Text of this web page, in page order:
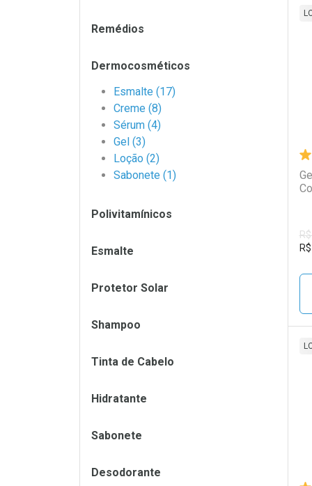
R$
Remédios
Dermocosméticos
Esmalte (17)
Creme (8)
Sérum (4)
Gel (3)
Loção (2)
Sabonete (1)
Polivitamínicos
Esmalte
Protetor Solar
Shampoo
Tinta de Cabelo
Hidratante
Sabonete
Desodorante